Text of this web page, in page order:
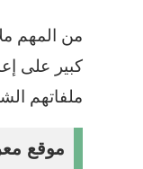
من المهم
كبير على
ملفاتهم
موقع